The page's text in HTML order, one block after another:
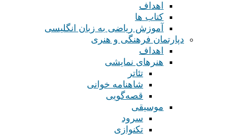
اهداف
کتاب ها
آموزش ریاضی به زبان انگلیسی
دپارتمان فرهنگی و هنری
اهداف
هنرهای نمایشی
تئاتر
شاهنامه خوانی
قصه‌گویی
موسیقی
سرود
تکنوازی